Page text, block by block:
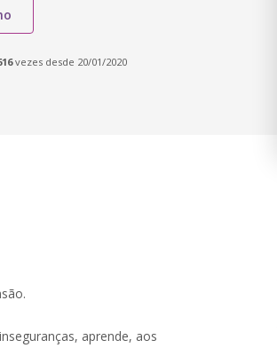
vezes desde 20/01/2020
aprende, aos